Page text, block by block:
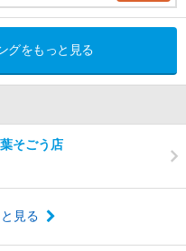
グをもっと見る
そごう店
見る